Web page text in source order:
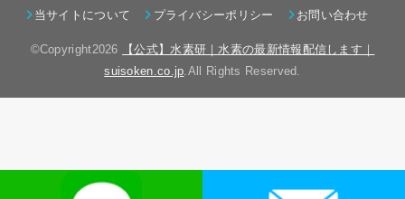
当サイトについて プライバシーポリシー お問い合わせ
©Copyright2026
【公式】水素研｜水素の最新情報配信します｜
suisoken.co.jp .All Rights Reserved.